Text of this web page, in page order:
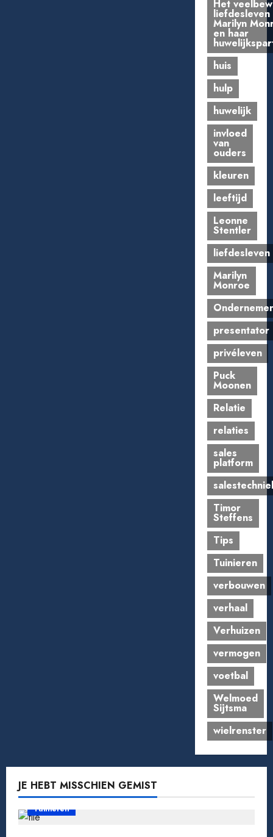
Het
liefdesleven
Marilyn
en haar
huis
hulp
huwelijk
invloed
van
ouders
kleuren
leeftijd
Leonne
Stentler
liefdesleven
Marilyn
Monroe
presentator
privéleven
Puck
Moonen
Relatie
relaties
sales
platform
Timor
Steffens
Tips
Tuinieren
verbouwen
verhaal
Verhuizen
vermogen
voetbal
Welmoed
Sijtsma
wielrenster
JE HEBT MISSCHIEN GEMIST
Tuinieren